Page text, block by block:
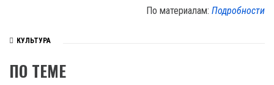
По материалам: Подробности
КУЛЬТУРА
ПО ТЕМЕ